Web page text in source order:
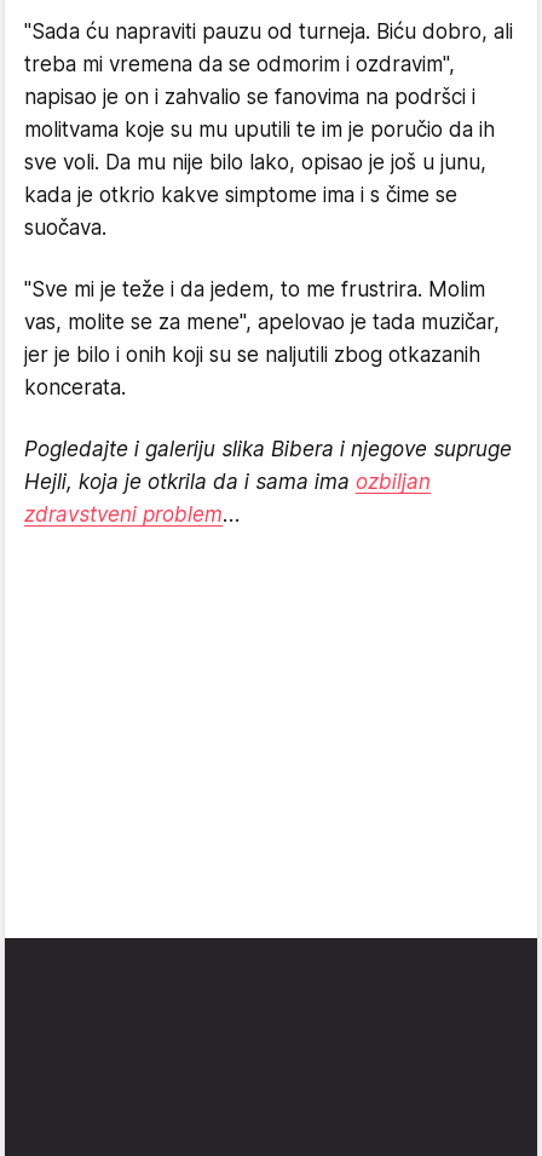
"Sada ću napraviti pauzu od turneja. Biću dobro, ali
treba mi vremena da se odmorim i ozdravim",
napisao je on i zahvalio se fanovima na podršci i
molitvama koje su mu uputili te im je poručio da ih
sve voli. Da mu nije bilo lako, opisao je još u junu,
kada je otkrio kakve simptome ima i s čime se
suočava.
"Sve mi je teže i da jedem, to me frustrira. Molim
vas, molite se za mene", apelovao je tada muzičar,
jer je bilo i onih koji su se naljutili zbog otkazanih
koncerata.
Pogledajte i galeriju slika Bibera i njegove supruge
Hejli, koja je otkrila da i sama ima ozbiljan
zdravstveni problem...